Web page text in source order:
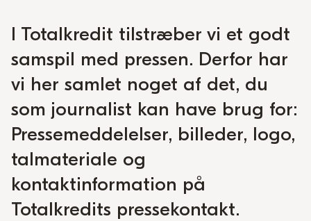
I Totalkredit tilstræber vi et godt
samspil med pressen. Derfor har
vi her samlet noget af det, du
som journalist kan have brug for:
Pressemeddelelser, billeder, logo,
talmateriale og
kontaktinformation på
Totalkredits pressekontakt.